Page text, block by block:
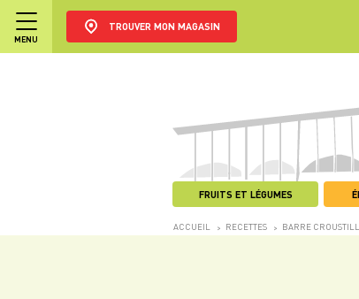
MENU
TROUVER MON MAGASIN
FRUITS ET LÉGUMES
ACCUEIL > RECETTES > BARRE